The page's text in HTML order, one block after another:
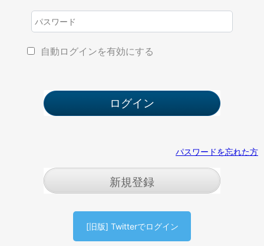
自動ログインを有効にする
パスワードを忘れた方
新規登録
[旧版] Twitterでログイン